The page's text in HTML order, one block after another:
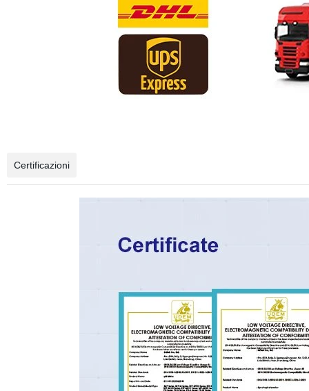
Certificazioni